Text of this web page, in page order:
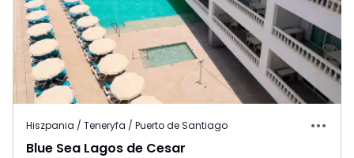
Hiszpania / Teneryfa / Puerto de Santiago
Blue Sea Lagos de Cesar